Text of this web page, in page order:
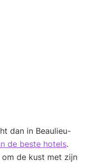
dan in Beaulieu-
de beste hotels.
de kust met zijn